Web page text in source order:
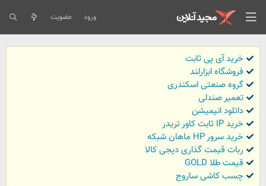
ورود عضویت
خرید آی پی ثابت
فروشگاه ابزارلند
گروه صنعتی اسکندری
تعمیر صندلی
داتلود انیمیشن
خرید IP ثابت کاور تریدر
خرید سرور HP ماهان شبکه
ربات قیمت گذاری دیجی کالا
قیمت طلا GOLD
چسب کاشی ساروج